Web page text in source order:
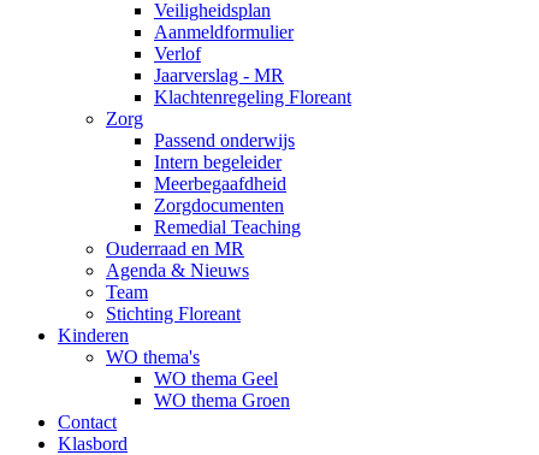
Veiligheidsplan
Aanmeldformulier
Verlof
Jaarverslag - MR
Klachtenregeling Floreant
Zorg
Passend onderwijs
Intern begeleider
Meerbegaafdheid
Zorgdocumenten
Remedial Teaching
Ouderraad en MR
Agenda & Nieuws
Team
Stichting Floreant
Kinderen
WO thema's
WO thema Geel
WO thema Groen
Contact
Klasbord